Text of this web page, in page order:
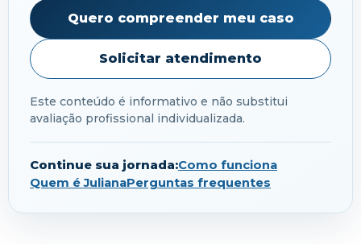
Quero compreender meu caso
Solicitar atendimento
Este conteúdo é informativo e não substitui
avaliação profissional individualizada.
Continue sua jornada:Como funciona
Quem é JulianaPerguntas frequentes